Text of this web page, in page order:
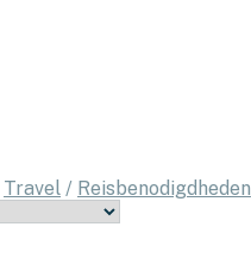
Travel / Reisbenodigdheden